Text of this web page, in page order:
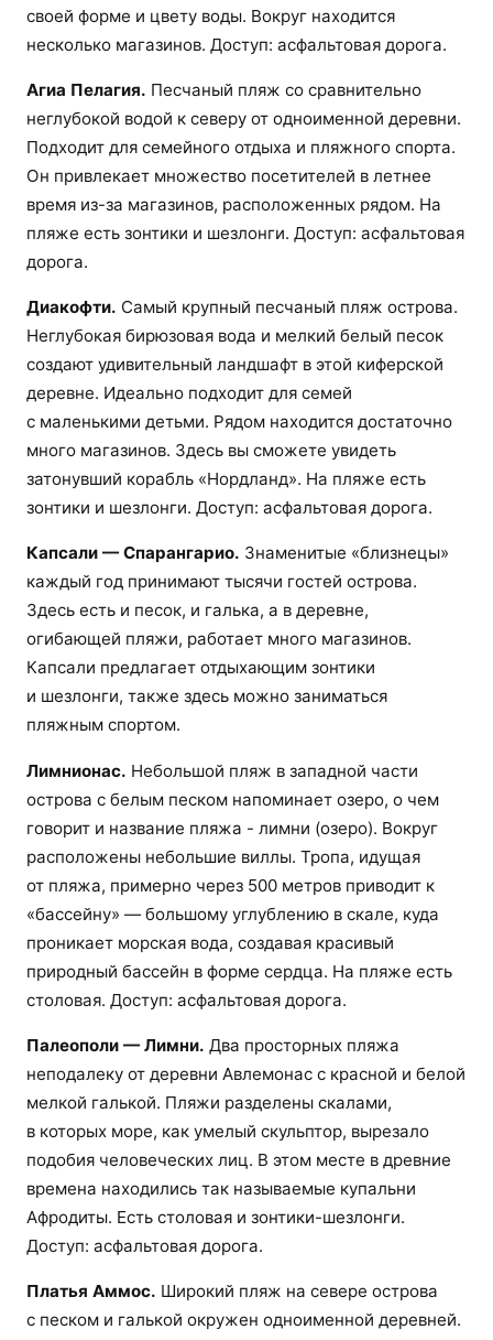
своей форме и цвету воды. Вокруг находится
несколько магазинов. Доступ: асфальтовая дорога.
Агиа Пелагия. Песчаный пляж со сравнительно
неглубокой водой к северу от одноименной деревни.
Подходит для семейного отдыха и пляжного спорта.
Он привлекает множество посетителей в летнее
время из-за магазинов, расположенных рядом. На
пляже есть зонтики и шезлонги. Доступ: асфальтовая
дорога.
Диакофти. Самый крупный песчаный пляж острова.
Неглубокая бирюзовая вода и мелкий белый песок
создают удивительный ландшафт в этой киферской
деревне. Идеально подходит для семей
с маленькими детьми. Рядом находится достаточно
много магазинов. Здесь вы сможете увидеть
затонувший корабль «Нордланд». На пляже есть
зонтики и шезлонги. Доступ: асфальтовая дорога.
Капсали — Спарангарио. Знаменитые «близнецы»
каждый год принимают тысячи гостей острова.
Здесь есть и песок, и галька, а в деревне,
огибающей пляжи, работает много магазинов.
Капсали предлагает отдыхающим зонтики
и шезлонги, также здесь можно заниматься
пляжным спортом.
Лимнионас. Небольшой пляж в западной части
острова с белым песком напоминает озеро, о чем
говорит и название пляжа ­- лимни (озеро). Вокруг
расположены небольшие виллы. Тропа, идущая
от пляжа, примерно через 500 метров приводит к
«бассейну» — большому углублению в скале, куда
проникает морская вода, создавая красивый
природный бассейн в форме сердца. На пляже есть
столовая. Доступ: асфальтовая дорога.
Палеополи — Лимни. Два просторных пляжа
неподалеку от деревни Авлемонас с красной и белой
мелкой галькой. Пляжи разделены скалами,
в которых море, как умелый скульптор, вырезало
подобия человеческих лиц. В этом месте в древние
времена находились так называемые купальни
Афродиты. Есть столовая и зонтики-шезлонги.
Доступ: асфальтовая дорога.
Платья Аммос. Широкий пляж на севере острова
с песком и галькой ​​окружен одноименной деревней.